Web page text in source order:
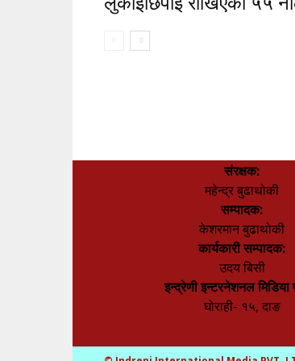
संरक्षक:
महेन्द्र बुढाथोकी
सम्पादक:
केशरमान बुढाथोकी
कार्यकारी सम्पादक:
उदय बिसी
इन्द्रेणी इन्टरनेशनल मिडिया
घोराही- १५, दाङ